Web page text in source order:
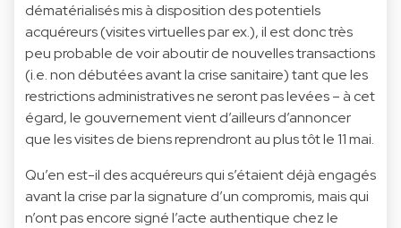
dématérialisés mis à disposition des potentiels
acquéreurs (visites virtuelles par ex.), il est donc très
peu probable de voir aboutir de nouvelles transactions
(i.e. non débutées avant la crise sanitaire) tant que les
restrictions administratives ne seront pas levées – à cet
égard, le gouvernement vient d’ailleurs d’annoncer
que les visites de biens reprendront au plus tôt le 11 mai.
Qu’en est-il des acquéreurs qui s’étaient déjà engagés
avant la crise par la signature d’un compromis, mais qui
n’ont pas encore signé l’acte authentique chez le